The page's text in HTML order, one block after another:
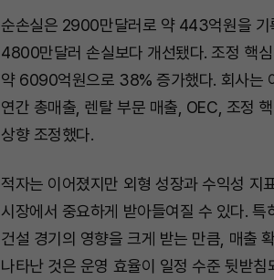
순손실은 2900만달러로 약 443억원을 기
4800만달러 손실보다 개선됐다. 조정 핵
약 6090억원으로 38% 증가했다. 회사는
연간 총매출, 렌탈 부문 매출, OEC, 조정
상향 조정했다.
적자는 이어졌지만 외형 성장과 수익성 지
시장에서 중요하게 받아들여질 수 있다. 특
건설 경기의 영향을 크게 받는 만큼, 매출
나타난 것은 운영 효율이 일정 수준 뒷받침